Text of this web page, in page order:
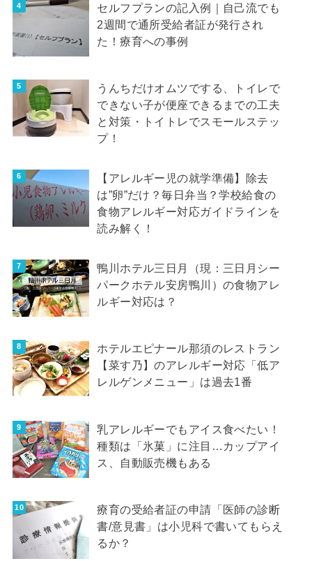
セルフプランの記入例｜自己流でも
2週間で通所受給者証が発行され
た！療育への事例
うんちだけオムツでする、トイレで
できない子が便座できるまでの工夫
と対策・トイトレでスモールステッ
プ！
【アレルギー児の就学準備】除去
は”卵”だけ？毎日弁当？学校給食の
食物アレルギー対応ガイドラインを
読み解く！
鴨川ホテル三日月（現：三日月シー
パークホテル安房鴨川）の食物アレ
ルギー対応は？
ホテルエピナール那須のレストラン
【菜す乃】のアレルギー対応「低ア
レルゲンメニュー」は過去1番
乳アレルギーでもアイス食べたい！
種類は「氷菓」に注目…カップアイ
ス、自動販売機もある
療育の受給者証の申請「医師の診断
書/意見書」は小児科で書いてもらえ
るか？